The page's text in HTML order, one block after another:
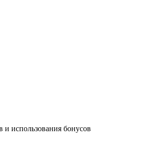
и использования бонусов